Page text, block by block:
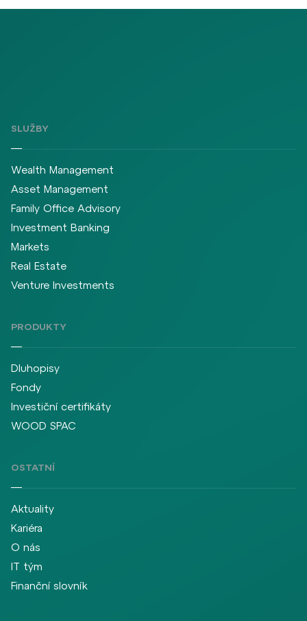
SLUŽBY
Wealth Management
Asset Management
Family Office Advisory
Investment Banking
Markets
Real Estate
Venture Investments
PRODUKTY
Dluhopisy
Fondy
Investiční certifikáty
WOOD SPAC
OSTATNÍ
Aktuality
Kariéra
O nás
IT tým
Finanční slovník